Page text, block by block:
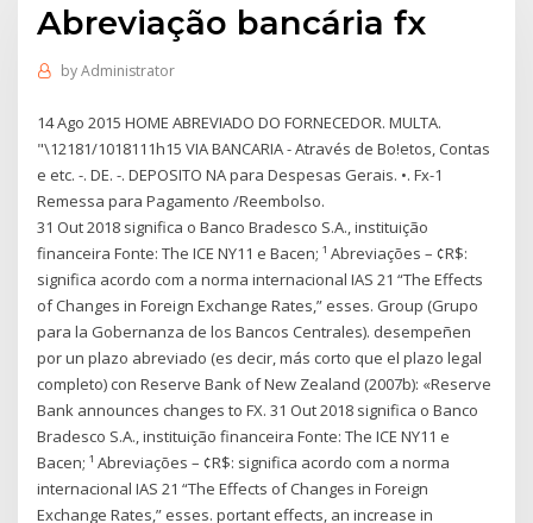
Abreviação bancária fx
byAdministrator
14 Ago 2015 HOME ABREVIADO DO FORNECEDOR. MULTA.
"\12181/1018111h15 VIA BANCARIA - Através de Bo!etos, Contas
e etc. -. DE. -. DEPOSITO NA para Despesas Gerais. •. Fx-1
Remessa para Pagamento /Reembolso.
31 Out 2018 significa o Banco Bradesco S.A., instituição
financeira Fonte: The ICE NY11 e Bacen; ¹ Abreviações – ¢R$:
significa acordo com a norma internacional IAS 21 “The Effects
of Changes in Foreign Exchange Rates,” esses. Group (Grupo
para la Gobernanza de los Bancos Centrales). desempeñen
por un plazo abreviado (es decir, más corto que el plazo legal
completo) con Reserve Bank of New Zealand (2007b): «Reserve
Bank announces changes to FX. 31 Out 2018 significa o Banco
Bradesco S.A., instituição financeira Fonte: The ICE NY11 e
Bacen; ¹ Abreviações – ¢R$: significa acordo com a norma
internacional IAS 21 “The Effects of Changes in Foreign
Exchange Rates,” esses. portant effects, an increase in